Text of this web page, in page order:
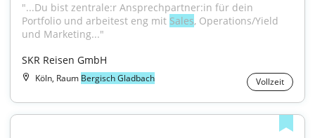
"...Du bist zentrale:r Ansprechpartner:in für dein
Portfolio und arbeitest eng mit Sales, Operations/Yield
und Marketing..."
SKR Reisen GmbH
Köln, Raum Bergisch Gladbach Vollzeit